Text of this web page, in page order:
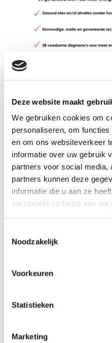
Deze website maakt
We gebruiken cookies om
personaliseren, om
en om ons websiteverkeer
informatie over uw gebruik
partners voor social media,
partners kunnen deze
informatie die u aan ze
verzameld op basis van
Noodzakelijk
Voorkeuren
Statistieken
Marketing
Recente
Dit zijn mijn favoriete
Groene power
Caprese toast met
Hüttenkäse
Dit is echt het
mix
Zo bereken je de
Categorieën
Blog(187)